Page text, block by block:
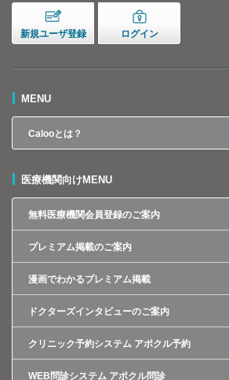
新規ユーザ登録 ログイン
MENU
Calooとは？
医療機関向けMENU
無料医療機関会員登録のご案内
プレミアム掲載のご案内
漫画でわかるプレミアム掲載
ドクターズインタビューのご案内
クリニック予約システム アポクル予約
WEB問診システム アポクル問診